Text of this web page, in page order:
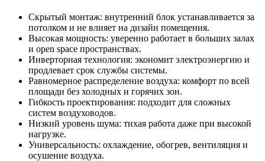
Скрытый монтаж: внутренний блок устанавливается за
потолком и не влияет на дизайн помещения.
Высокая мощность: уверенно работает в больших залах
и open space пространствах.
Инверторная технология: экономит электроэнергию и
продлевает срок службы системы.
Равномерное распределение воздуха: комфорт по всей
площади без холодных и горячих зон.
Гибкость проектирования: подходит для сложных
систем воздуховодов.
Низкий уровень шума: тихая работа даже при высокой
нагрузке.
Универсальность: охлаждение, обогрев, вентиляция и
осушение воздуха.